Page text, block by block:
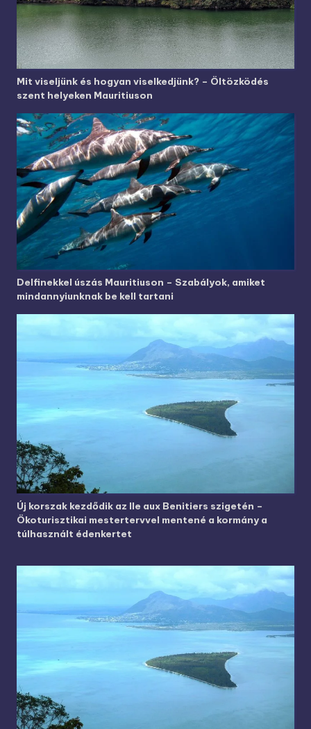
Mit viseljünk és hogyan viselkedjünk? – Öltözködés
szent helyeken Mauritiuson
Delfinekkel úszás Mauritiuson – Szabályok, amiket
mindannyiunknak be kell tartani
Új korszak kezdődik az Ile aux Benitiers szigetén –
Ökoturisztikai mestertervvel mentené a kormány a
túlhasznált édenkertet